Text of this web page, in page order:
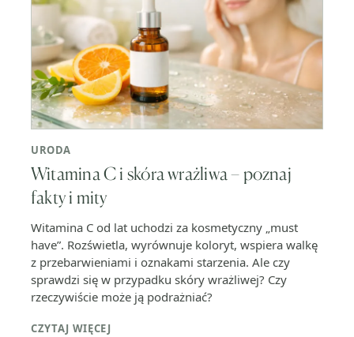
URODA
Witamina C i skóra wrażliwa – poznaj
fakty i mity
Witamina C od lat uchodzi za kosmetyczny „must
have”. Rozświetla, wyrównuje koloryt, wspiera walkę
z przebarwieniami i oznakami starzenia. Ale czy
sprawdzi się w przypadku skóry wrażliwej? Czy
rzeczywiście może ją podrażniać?
CZYTAJ WIĘCEJ